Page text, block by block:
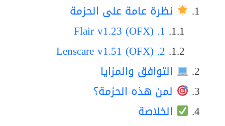
نظرة عامة على الحزمة
1. Flair v1.23 (OFX)
2. Lenscare v1.51 (OFX)
التوافق والمزايا
لمن هذه الحزمة؟
الخلاصة